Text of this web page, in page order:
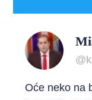
Oće neko na